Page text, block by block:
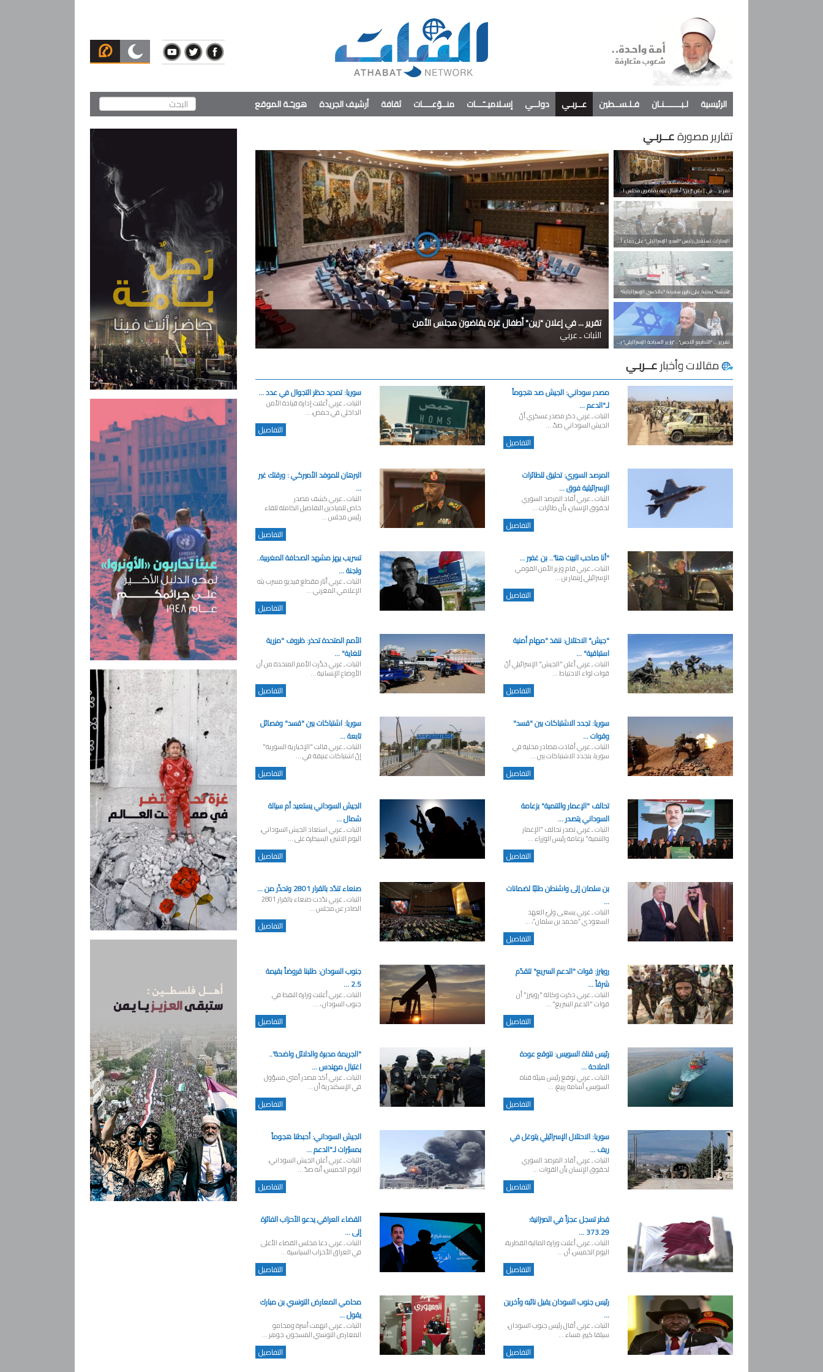
الرئيسية لـبـــــــنـان فـلـســطين عــربـي دولــي إسـلاميــّـــات منــوّعــــات ثقافة أرشيف الجريدة هويـّـة الموقع
تقارير مصورةعــربـي
تقرير ... في إعلان "زين" أطفال غزة يقاضون مجلس الأمن
الثبات ـ عربي
تقرير ... في إعلان "زين" أطفال غزة يقاضون مجلس الأمن
الإمارات تستقبل رئيس "العدو الإسرائيلي" على دماء أطفال غزة
"شيشة" يمنية على ظهر سفينة "غالكسي الإسرائيلية"
تقرير ... "التطبيع النجس" .. "وزير السياحة الإسرائيلي" يصل إلى الرياض
مقالات وأخبارعــربـي
مصدر سوداني: الجيش صد هجوماً
لـ"الدعم ...
الثبات ـ عربي ذكر مصدر عسكري أنّ
الجيش السوداني صدّ، ...
التفاصيل
سوريا: تمديد حظر التجوال في عدد ...
الثبات ـ عربي أعلنت إدارة قيادة الأمن
الداخلي في حمص، ...
التفاصيل
المرصد السوري: تحليق للطائرات
الإسرائيلية فوق ...
الثبات ـ عربي أفاد المرصد السوري
لحقوق الإنسان، بأن طائرات ...
التفاصيل
البرهان للموفد الأميركي : ورقتك غير
...
الثبات ـ عربي كشف مصدر
خاص للميادين التفاصيل الكاملة للقاء
رئيس مجلس ...
التفاصيل
"أنا صاحب البيت هنا".. بن غفير ...
الثبات ـ عربي قام وزير الأمن القومي
الإسرائيلي إيتمار بن ...
التفاصيل
تسريب يهز مشهد الصحافة المغربية..
ولجنة ...
الثبات ـ عربي أثار مقطع فيديو مسرب بثه
الإعلامي المغربي ...
التفاصيل
"جيش" الاحتلال: ننفذ "مهام أمنية
استباقية" ...
الثبات ـ عربي أعلن "الجيش" الإسرائيلي أنّ
قوات لواء الاحتياط ...
التفاصيل
الأمم المتحدة تحذر: ظروف "مزرية
للغاية" ...
الثبات ـ عربي حذّرت الأمم المتحدة من أن
الأوضاع الإنسانية ...
التفاصيل
سوريا: تجدد الاشتباكات بين "قسد"
وقوات ...
الثبات ـ عربي أفادت مصادر محلية في
سوريا، بتجدد الاشتباكات بين ...
التفاصيل
سوريا: اشتباكات بين "قسد" وفصائل
تابعة ...
الثبات ـ عربي قالت "الإخبارية السورية"
إنّ اشتباكات عنيفة في ...
التفاصيل
تحالف "الإعمار والتنمية" بزعامة
السوداني يتصدر ...
الثبات ـ عربي تصدر تحالف "الإعمار
والتنمية" بزعامة رئيس الوزراء ...
التفاصيل
الجيش السوداني يستعيد أم سيالة
شمال ...
الثبات ـ عربي استعاد الجيش السوداني،
اليوم الاثنين، السيطرة على ...
التفاصيل
بن سلمان إلى واشنطن طلبًا لضمانات
...
الثبات ـ عربي يسعى وليّ العهد
السعودي “محمد بن سلمان”، ...
التفاصيل
صنعاء تندّد بالقرار 2801 وتحذّر من ...
الثبات ـ عربي ندّدت صنعاء بالقرار 2801
الصادر عن مجلس ...
التفاصيل
رويترز: قوات "الدعم السريع" تتقدّم
شرقاً ...
الثبات ـ عربي ذكرت وكالة "رويترز" أن
قوات "الدعم السريع" ...
التفاصيل
جنوب السودان: طلبنا قروضاً بقيمة
2.5 ...
الثبات ـ عربي أعلنت وزارة النفط في
جنوب السودان ، ...
التفاصيل
رئيس قناة السويس: نتوقع عودة
الملاحة ...
الثبات ـ عربي توقع رئيس هيئة قناة
السويس، أسامة ربيع، ...
التفاصيل
"الجريمة مدبرة والدلائل واضحة"..
اغتيال مهندس ...
الثبات ـ عربي أكد مصدر أمني مسؤول
في الإسكندرية أن ...
التفاصيل
سوريا: الاحتلال الإسرائيلي يتوغل في
ريف ...
الثبات ـ عربي أفاد المرصد السوري
لحقوق الإنسان بأن القوات ...
التفاصيل
الجيش السوداني: أحبطنا هجوماً
بمسيّرات لـ"الدعم ...
الثبات ـ عربي أعلن الجيش السوداني،
اليوم الخميس، أنه صدّ ...
التفاصيل
قطر تسجل عجزاً في الميزانية:
373.29 ...
الثبات ـ عربي أعلنت وزارة المالية القطرية،
اليوم الخميس، أن ...
التفاصيل
القضاء العراقي يدعو الأحزاب الفائزة
إلى ...
الثبات ـ عربي دعا مجلس القضاء الأعلى
في العراق الأحزاب السياسية ...
التفاصيل
رئيس جنوب السودان يقيل نائبه وآخرين
...
الثبات ـ عربي أقال رئيس جنوب السودان،
سيلفا كيير، مساء ...
التفاصيل
محامي المعارض التونسي بن مبارك
يقول ...
الثبات ـ عربي اتهمت أسرة ومحامو
المعارض التونسي المسجون، جوهر ...
التفاصيل